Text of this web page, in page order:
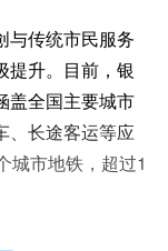
与传统市民服务
提升。目前，银
盖全国主要城市
、长途客运等应
城市地铁，超过1